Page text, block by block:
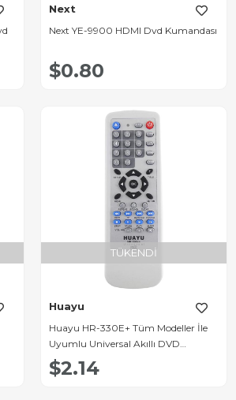
Next
Next YE-9900 HDMI Dvd Kumandası
$0.80
TÜKENDI
Huayu
Huayu HR-330E+ Tüm Modeller İle
Uyumlu Universal Akıllı DVD
Kumandası
$2.14